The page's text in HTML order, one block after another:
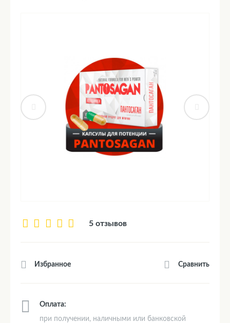
5 отзывов
Избранное Сравнить
Оплата:
при получении, наличными или банковской